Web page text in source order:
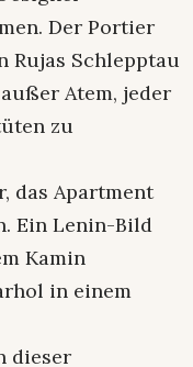
Der Portier
Rujas Schlepptau
Atem, jeder
zu
das Apartment
Ein Lenin-Bild
Kamin
in einem
dieser